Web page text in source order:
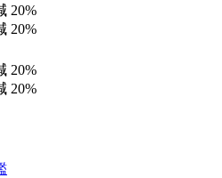
20%
20%
20%
20%